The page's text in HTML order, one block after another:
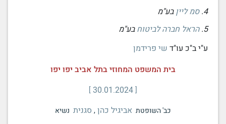
4. סמ ליין בע"מ
5. הראל חברה לביטוח בע"מ
ע"י ב"כ עו"ד שי פרידמן
בית המשפט המחוזי בתל אביב יפו יפו
30.01.2024
כב' השופטת אביגיל כהן, סגנית נשיא